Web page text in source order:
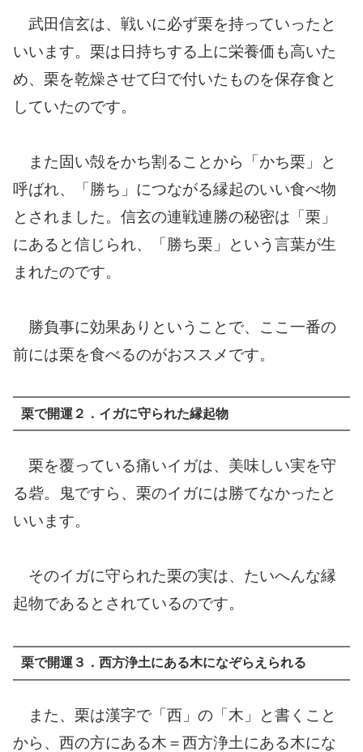
武田信玄は、戦いに必ず栗を持っていったと
いいます。栗は日持ちする上に栄養価も高いた
め、栗を乾燥させて臼で付いたものを保存食と
していたのです。
また固い殻をかち割ることから「かち栗」と
呼ばれ、「勝ち」につながる縁起のいい食べ物
とされました。信玄の連戦連勝の秘密は「栗」
にあると信じられ、「勝ち栗」という言葉が生
まれたのです。
勝負事に効果ありということで、ここ一番の
前には栗を食べるのがおススメです。
栗で開運２．イガに守られた縁起物
栗を覆っている痛いイガは、美味しい実を守
る砦。鬼ですら、栗のイガには勝てなかったと
いいます。
そのイガに守られた栗の実は、たいへんな縁
起物であるとされているのです。
栗で開運３．西方浄土にある木になぞらえられる
また、栗は漢字で「西」の「木」と書くこと
から、西の方にある木＝西方浄土にある木にな